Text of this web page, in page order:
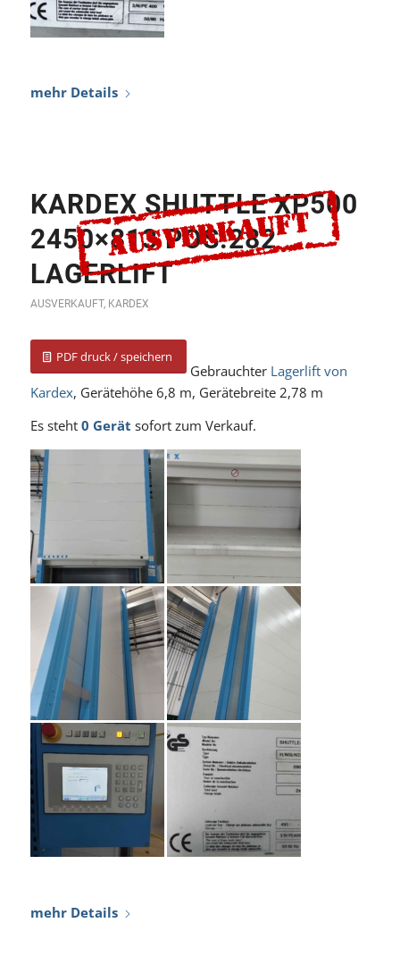
KARDEX SHUTTLE XP500
2450×813 POS.282
LAGERLIFT
AUSVERKAUFT, KARDEX
PDF druck / speichern
Gebrauchter Lagerlift von
Kardex, Gerätehöhe 6,8 m, Gerätebreite 2,78 m
Es steht0 Gerät sofort zum Verkauf.